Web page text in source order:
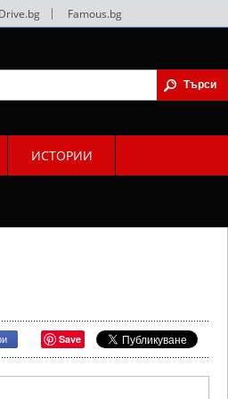
Famous.bg
ИСТОРИИ
Save